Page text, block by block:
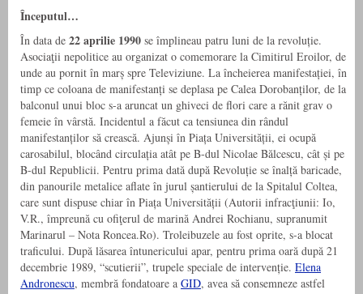
Începutul…
În data de 22 aprilie 1990 se împlineau patru luni de la revoluție.
Asociaţii nepolitice au organizat o comemorare la Cimitirul Eroilor, de
unde au pornit în marș spre Televiziune. La încheierea manifestației, în
timp ce coloana de manifestanți se deplasa pe Calea Dorobanților, de la
balconul unui bloc s-a aruncat un ghiveci de flori care a rănit grav o
femeie în vârstă. Incidentul a făcut ca tensiunea din rândul
manifestanților să crească. Ajunși în Piața Universității, ei ocupă
carosabilul, blocând circulația atât pe B-dul Nicolae Bălcescu, cât și pe
B-dul Republicii. Pentru prima dată după Revoluție se înalță baricade,
din panourile metalice aflate în jurul șantierului de la Spitalul Coltea,
care sunt dispuse chiar în Piața Universității (Autorii infracţiunii: Io,
V.R., împreună cu ofiţerul de marină Andrei Rochianu, supranumit
Marinarul – Nota Roncea.Ro). Troleibuzele au fost oprite, s-a blocat
traficului. După lăsarea întunericului apar, pentru prima oară după 21
decembrie 1989, “scutierii”, trupele speciale de intervenție. Elena
Andronescu, membră fondatoare a GID, avea să consemneze astfel